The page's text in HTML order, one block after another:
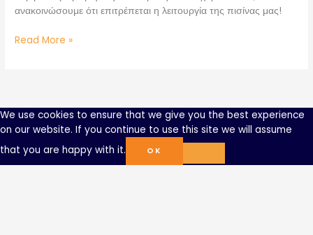
ανακοινώσουμε ότι επιτρέπεται η λειτουργία της πισίνας μας!
Read More »
We use cookies to ensure that we give you the best experience
on our website. If you continue to use this site we will assume
that you are happy with it.
OK